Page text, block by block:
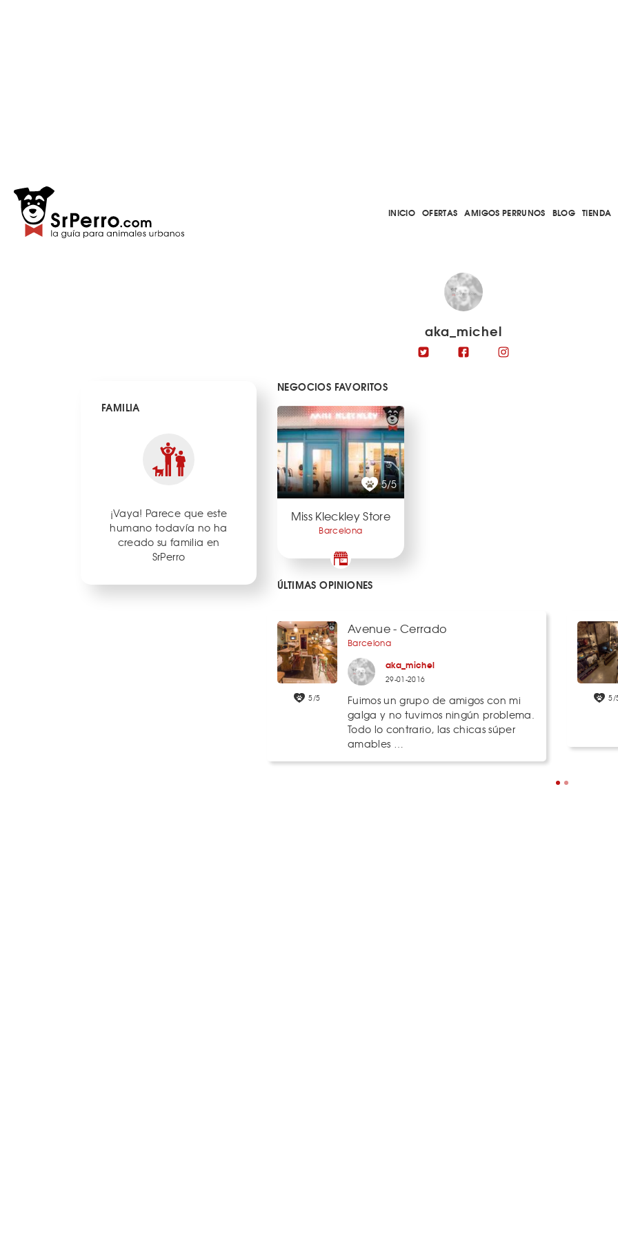
INICIO OFERTAS AMIGOS PERRUNOS BLOG TIENDA
aka_michel
FAMILIA
¡Vaya! Parece que este
humano todavía no ha
creado su familia en
SrPerro
NEGOCIOS FAVORITOS
5/5
Miss Kleckley Store
Barcelona
ÚLTIMAS OPINIONES
5/5
Avenue - Cerrado
Barcelona
aka_michel
29-01-2016
Fuimos un grupo de amigos con mi
galga y no tuvimos ningún problema.
Todo lo contrario, las chicas súper
amables …
5/